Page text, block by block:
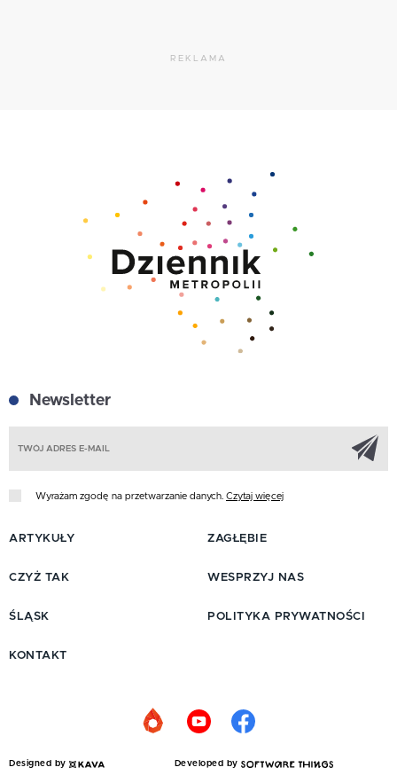
REKLAMA
Newsletter
Wyrażam zgodę na przetwarzanie danych. Czytaj więcej
ARTYKUŁY
CZYŻ TAK
ŚLĄSK
ZAGŁĘBIE
WESPRZYJ NAS
POLITYKA PRYWATNOŚCI
KONTAKT
Designed by Developed by